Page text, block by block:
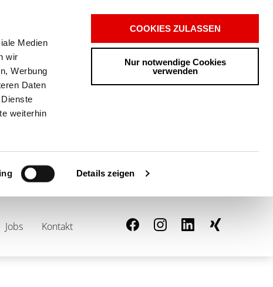
Medien
wir
Werbung
Daten
weiterhin
Details zeigen
COOKIES ZULASSEN
Nur notwendige Cookies
verwenden
Jobs Kontakt